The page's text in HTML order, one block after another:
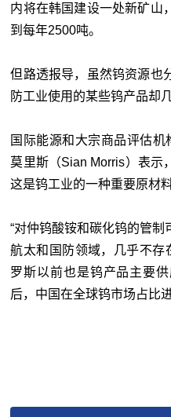
内将在韩国建设一处新矿山
到每年2500吨。
但路透报导，虽然钨资源也
防工业使用的某些钨产品却
国际能源和大宗商品评估
莫里斯（Sian Morris）表示
这是钨工业的一种重要原材料
“对仲钨酸铵和碳化钨的管
航太和国防领域，几乎不存
罗斯以前也是钨产品主要
后，中国在全球钨市场占比